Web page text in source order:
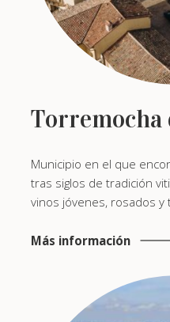
Torremocha
Municipio en el que
tras siglos de tradición
vinos jóvenes, rosados y
Más información